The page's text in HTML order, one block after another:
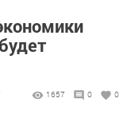
1657 0 0